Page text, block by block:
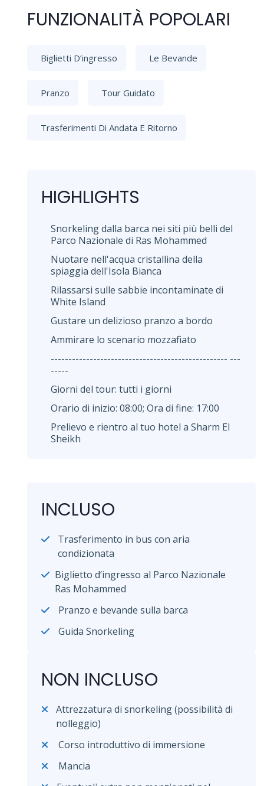
FUNZIONALITÀ POPOLARI
Biglietti D’ingresso Le Bevande
Pranzo Tour Guidato
Trasferimenti Di Andata E Ritorno
HIGHLIGHTS
Snorkeling dalla barca nei siti più belli del
Parco Nazionale di Ras Mohammed
Nuotare nell'acqua cristallina della
spiaggia dell'Isola Bianca
Rilassarsi sulle sabbie incontaminate di
White Island
Gustare un delizioso pranzo a bordo
Ammirare lo scenario mozzafiato
-------------------------------------------------- ---
-----
Giorni del tour: tutti i giorni
Orario di inizio: 08:00; Ora di fine: 17:00
Prelievo e rientro al tuo hotel a Sharm El
Sheikh
INCLUSO
Trasferimento in bus con aria
condizionata
Biglietto d’ingresso al Parco Nazionale
Ras Mohammed
Pranzo e bevande sulla barca
Guida Snorkeling
NON INCLUSO
Attrezzatura di snorkeling (possibilità di
nolleggio)
Corso introduttivo di immersione
Mancia